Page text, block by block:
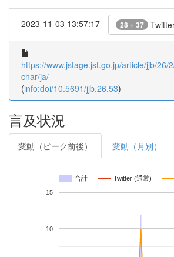
2023-11-03 13:57:17 28 + 37
https://www.jstage.jst.go.jp/article/jjb/26/
char/ja/
(info:doi/10.5691/jjb.26.53)
言及状況
変動（ピーク前後） 変動（月別）
合計 Twitter (通常)
10
15